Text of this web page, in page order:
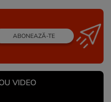
ABONEAZĂ-TE
VIDEO